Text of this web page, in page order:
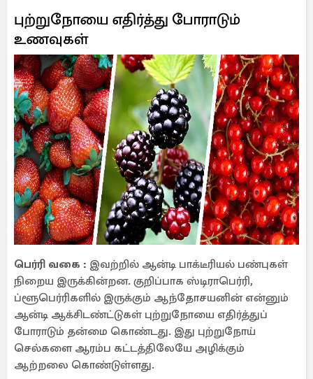
புற்றுநோயை எதிர்த்து போராடும்
உணவுகள்
பெர்ரி வகை : இவற்றில் ஆன்டி பாக்டீரியல் பண்புகள்
நிறைய இருக்கின்றன. குறிப்பாக ஸ்டிராபெர்ரி,
ப்ளூபெர்ரிகளில் இருக்கும் ஆந்தோசயனின் என்னும்
ஆன்டி ஆக்சிடண்ட்டுகள் புற்றுநோயை எதிர்த்துப்
போராடும் தன்மை கொண்டது. இது புற்றுநோய்
செல்களை ஆரம்ப கட்டத்திலேயே அழிக்கும்
ஆற்றலை கொண்டுள்ளது.